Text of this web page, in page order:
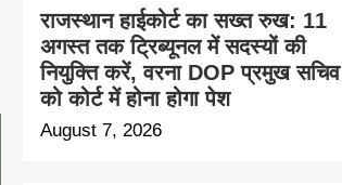
राजस्थान हाईकोर्ट का सख्त रुख: 11
अगस्त तक ट्रिब्यूनल में सदस्यों की
नियुक्ति करें, वरना DOP प्रमुख सचिव
को कोर्ट में होना होगा पेश
August 7, 2026